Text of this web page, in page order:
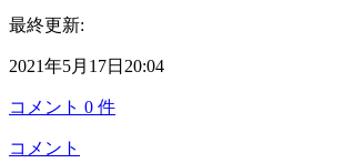
最終更新:
2021年5月17日20:04
コメント 0 件
コメント